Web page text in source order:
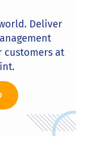
Deliver
customers at